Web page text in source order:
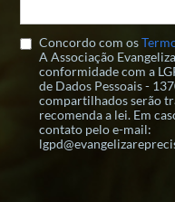
Concordo com os
A Associação
conformidade com a
de Dados Pessoais -
compartilhados serão
recomenda a lei. Em
contato pelo e-mail: